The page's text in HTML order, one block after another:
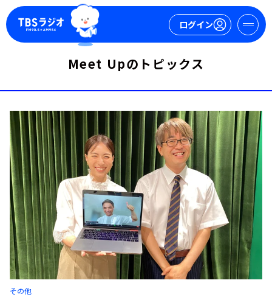
ログイン
今日の番組表
週間番組表
トピックス
TBS Podcast
お知らせ
Meet Upのトピックス
その他